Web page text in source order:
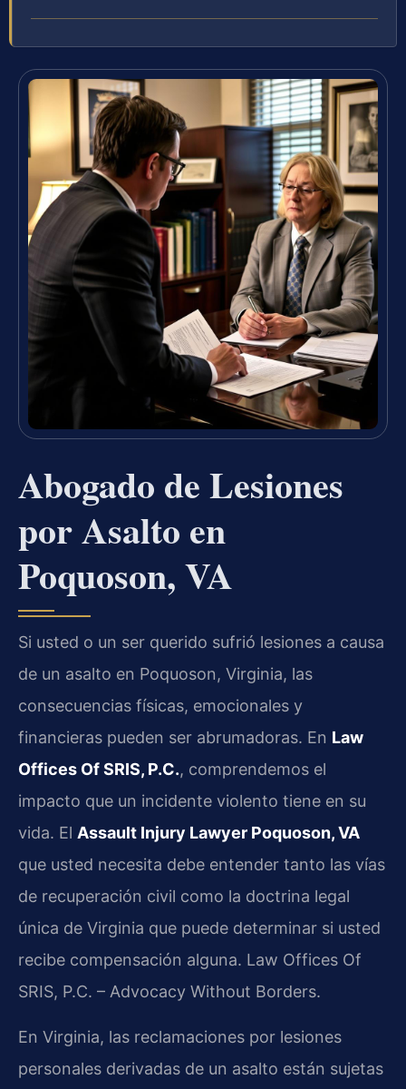
Abogado de Lesiones
por Asalto en
Poquoson, VA
Si usted o un ser querido sufrió lesiones a causa
de un asalto en Poquoson, Virginia, las
consecuencias físicas, emocionales y
financieras pueden ser abrumadoras. En Law
Offices Of SRIS, P.C., comprendemos el
impacto que un incidente violento tiene en su
vida. El Assault Injury Lawyer Poquoson, VA
que usted necesita debe entender tanto las vías
de recuperación civil como la doctrina legal
única de Virginia que puede determinar si usted
recibe compensación alguna. Law Offices Of
SRIS, P.C. – Advocacy Without Borders.
En Virginia, las reclamaciones por lesiones
personales derivadas de un asalto están sujetas